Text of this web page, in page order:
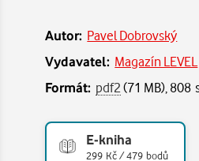
Autor: Pavel Dobrovský
Vydavatel: Magazín LEVEL
Formát: pdf2(71 MB), 808
E-kniha
299 Kč / 479 bodů